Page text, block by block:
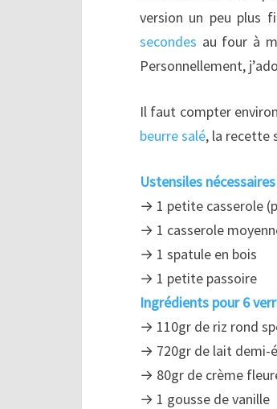
version un peu plus
secondes au four à
Personnellement,
Il faut compter environ
beurre salé, la recette
Ustensiles
→ 1 petite casserole
→ 1 casserole
→ 1 spatule en bois
→ 1 petite passoire
Ingrédients pour 6
→ 110gr de riz rond
→ 720gr de lait demi-
→ 80gr de crème
→ 1 gousse de vanille